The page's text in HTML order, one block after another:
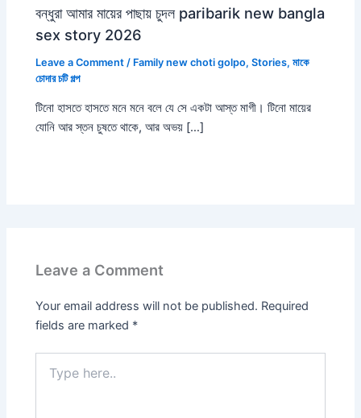
বন্ধুরা আমার মায়ের পাছায় চুদল paribarik new bangla
sex story 2026
Leave a Comment / Family new choti golpo,Stories,মাকে
চোদার চটি গল্প
টিনো হাসতে হাসতে মনে মনে বলে যে সে একটা আস্ত মাগী। টিনো মায়ের
যোনি আর স্তন চুষতে থাকে, আর অভয় […]
Leave a Comment
Your email address will not be published. Required
fields are marked *
here..